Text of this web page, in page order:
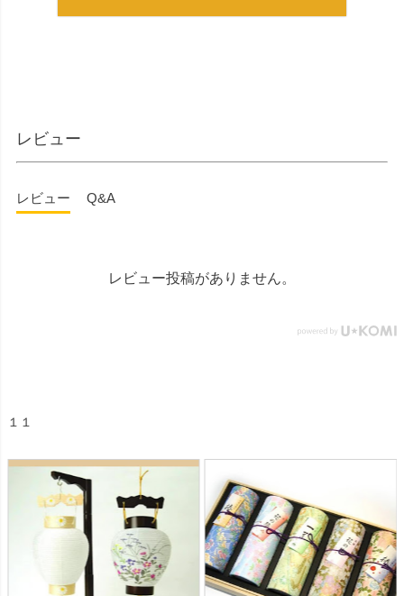
レビュー
レビュー Q&A
レビュー投稿がありません。
１１